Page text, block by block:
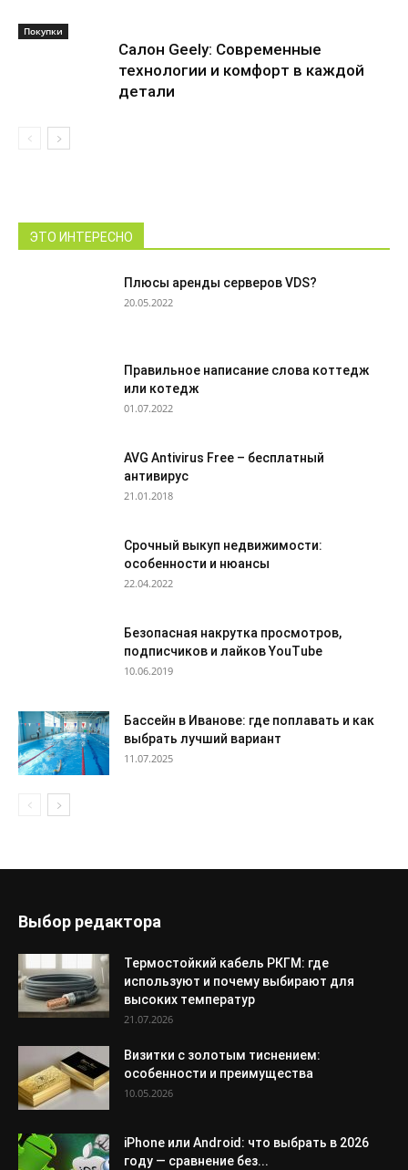
Покупки
Салон Geely: Современные
технологии и комфорт в каждой
детали
ЭТО ИНТЕРЕСНО
Плюсы аренды серверов VDS?
20.05.2022
Правильное написание слова коттедж
или котедж
01.07.2022
AVG Antivirus Free – бесплатный
антивирус
21.01.2018
Срочный выкуп недвижимости:
особенности и нюансы
22.04.2022
Безопасная накрутка просмотров,
подписчиков и лайков YouTube
10.06.2019
Бассейн в Иванове: где поплавать и как
выбрать лучший вариант
11.07.2025
Выбор редактора
Термостойкий кабель РКГМ: где
используют и почему выбирают для
высоких температур
21.07.2026
Визитки с золотым тиснением:
особенности и преимущества
10.05.2026
iPhone или Android: что выбрать в 2026
году — сравнение без...